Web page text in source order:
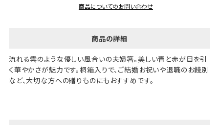
商品についてのお問い合わせ
商品の詳細
流れる雲のような優しい風合いの夫婦箸。美しい青と赤が目を引
く華やかさが魅力です。桐箱入りで、ご結婚お祝いや退職のお餞別
など、大切な方への贈りものにもおすすめです。